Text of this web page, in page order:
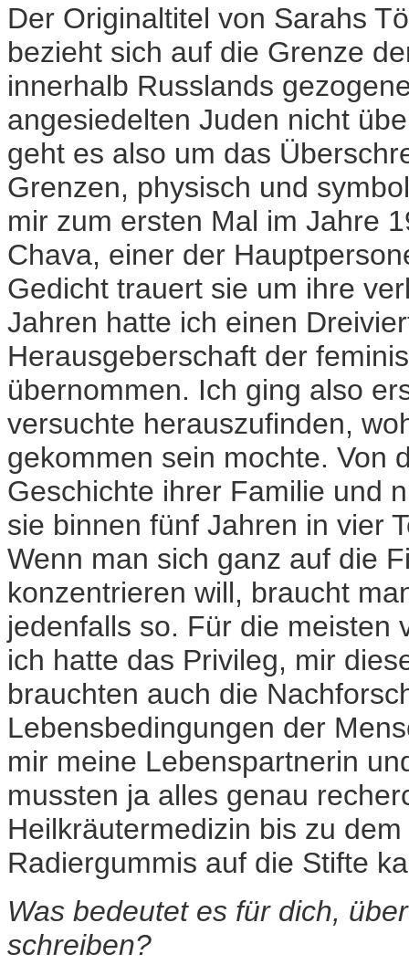
Der Originaltitel von Sarahs
bezieht sich auf die Grenze
innerhalb Russlands
angesiedelten Juden nicht
geht es also um das
Grenzen, physisch und
mir zum ersten Mal im Jahre
Chava, einer der
Gedicht trauert sie um ihre
Jahren hatte ich einen
Herausgeberschaft der
übernommen. Ich ging also
versuchte herauszufinden,
gekommen sein mochte. Von
Geschichte ihrer Familie und
sie binnen fünf Jahren in vier
Wenn man sich ganz auf die
konzentrieren will, braucht
jedenfalls so. Für die meisten
ich hatte das Privileg, mir
brauchten auch die
Lebensbedingungen der
mir meine Lebenspartnerin
mussten ja alles genau
Heilkräutermedizin bis zu
Radiergummis auf die Stifte
Was bedeutet es für dich,
schreiben?